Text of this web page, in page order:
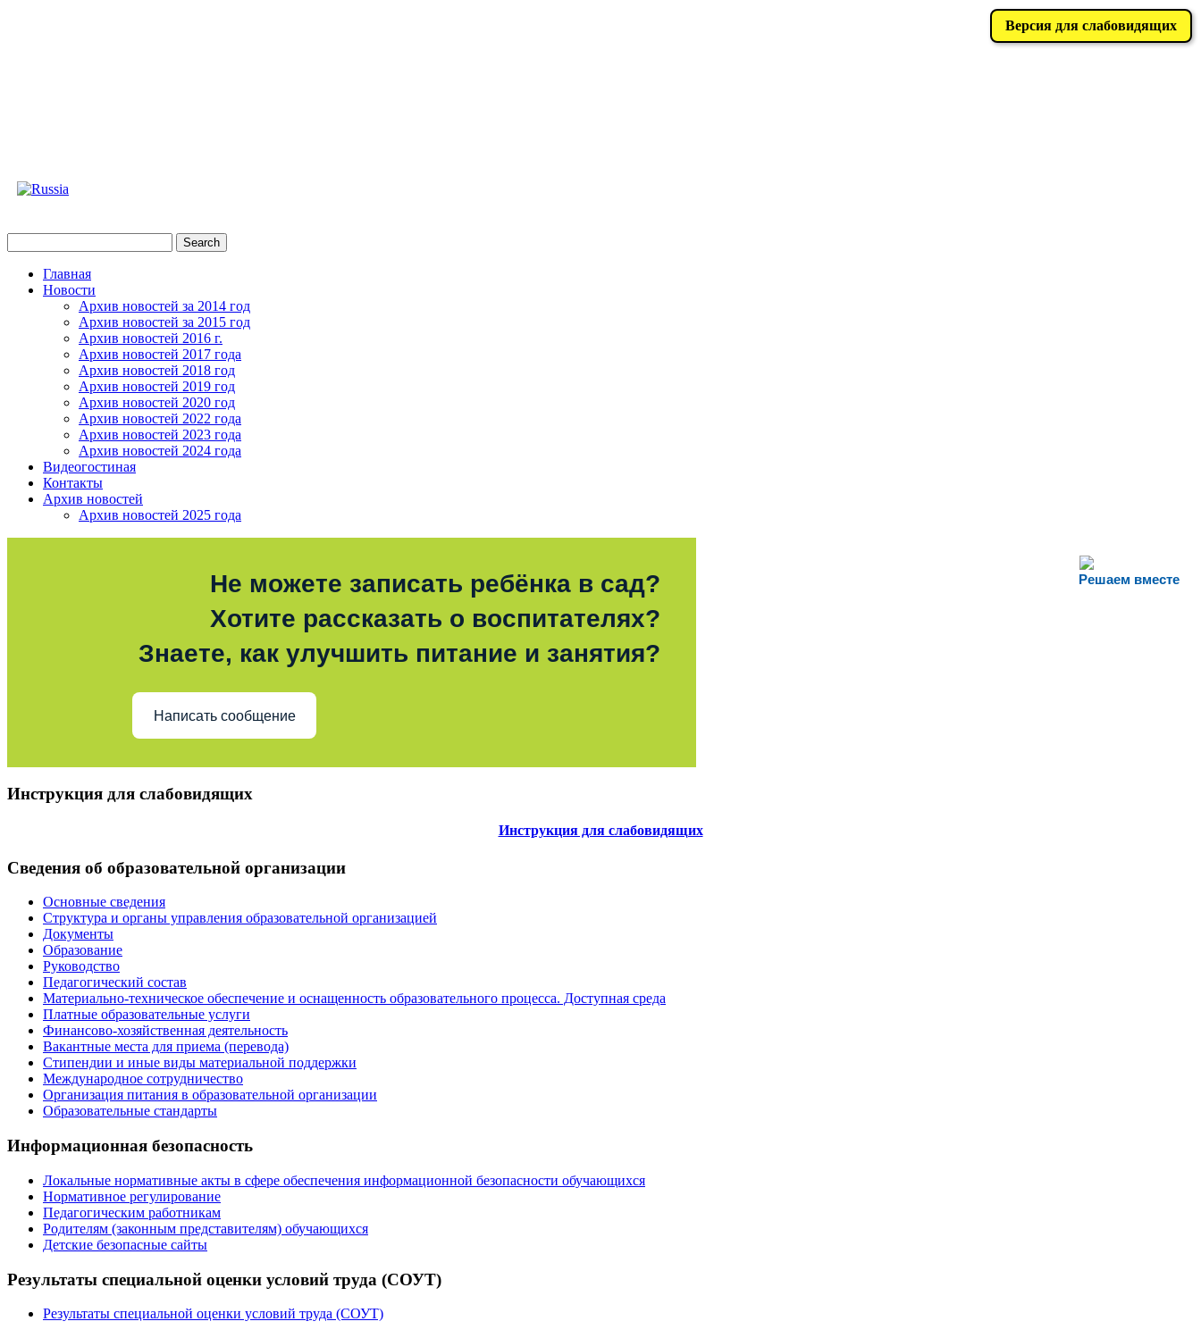
Версия для слабовидящих
Главная
Новости
Архив новостей за 2014 год
Архив новостей за 2015 год
Архив новостей 2016 г.
Архив новостей 2017 года
Архив новостей 2018 год
Архив новостей 2019 год
Архив новостей 2020 год
Архив новостей 2022 года
Архив новостей 2023 года
Архив новостей 2024 года
Видеогостиная
Контакты
Архив новостей
Архив новостей 2025 года
Решаем вместе
Не можете записать ребёнка в сад?
Хотите рассказать о воспитателях?
Знаете, как улучшить питание и занятия?
Написать сообщение
Инструкция для слабовидящих
Инструкция для слабовидящих
Сведения об образовательной организации
Основные сведения
Структура и органы управления образовательной организацией
Документы
Образование
Руководство
Педагогический состав
Материально-техническое обеспечение и оснащенность образовательного процесса. Доступная среда
Платные образовательные услуги
Финансово-хозяйственная деятельность
Вакантные места для приема (перевода)
Стипендии и иные виды материальной поддержки
Международное сотрудничество
Организация питания в образовательной организации
Образовательные стандарты
Информационная безопасность
Локальные нормативные акты в сфере обеспечения информационной безопасности обучающихся
Нормативное регулирование
Педагогическим работникам
Родителям (законным представителям) обучающихся
Детские безопасные сайты
Результаты специальной оценки условий труда (СОУТ)
Результаты специальной оценки условий труда (СОУТ)